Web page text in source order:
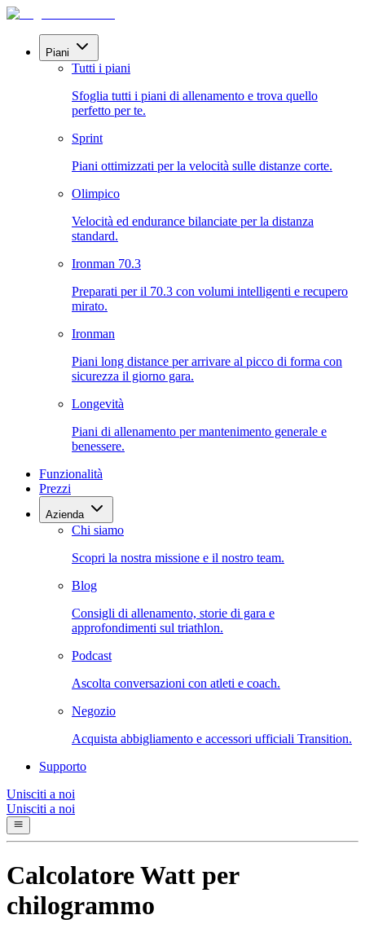
Piani
Tutti i piani
Sfoglia tutti i piani di allenamento e trova quello
perfetto per te.
Sprint
Piani ottimizzati per la velocità sulle distanze corte.
Olimpico
Velocità ed endurance bilanciate per la distanza
standard.
Ironman 70.3
Preparati per il 70.3 con volumi intelligenti e recupero
mirato.
Ironman
Piani long distance per arrivare al picco di forma con
sicurezza il giorno gara.
Longevità
Piani di allenamento per mantenimento generale e
benessere.
Funzionalità
Prezzi
Azienda
Chi siamo
Scopri la nostra missione e il nostro team.
Blog
Consigli di allenamento, storie di gara e
approfondimenti sul triathlon.
Podcast
Ascolta conversazioni con atleti e coach.
Negozio
Acquista abbigliamento e accessori ufficiali Transition.
Supporto
Unisciti a noi
Unisciti a noi
Calcolatore Watt per
chilogrammo